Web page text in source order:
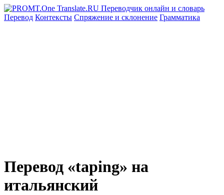
Перевод Контексты Спряжение и склонение Грамматика
Перевод «taping» на
итальянский